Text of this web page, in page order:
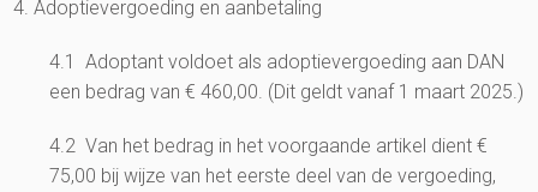
4. Adoptievergoeding en aanbetaling
4.1 Adoptant voldoet als adoptievergoeding aan DAN
een bedrag van € 460,00. (Dit geldt vanaf 1 maart 2025.)
4.2 Van het bedrag in het voorgaande artikel dient €
75,00 bij wijze van het eerste deel van de vergoeding,